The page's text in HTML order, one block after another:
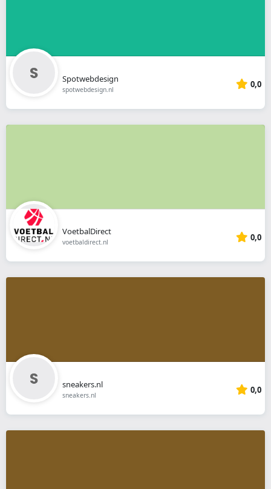
Spotwebdesign
spotwebdesign.nl 0,0
VoetbalDirect
voetbaldirect.nl 0,0
sneakers.nl
sneakers.nl 0,0